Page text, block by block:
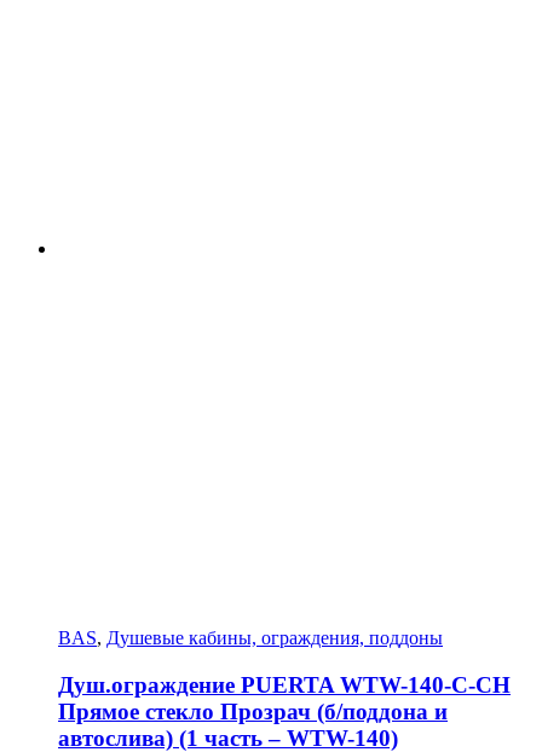
BAS, Душевые кабины, ограждения, поддоны
Душ.ограждение PUERTA WTW-140-С-СH
Прямое стекло Прозрач (б/поддона и
автослива) (1 часть – WTW-140)